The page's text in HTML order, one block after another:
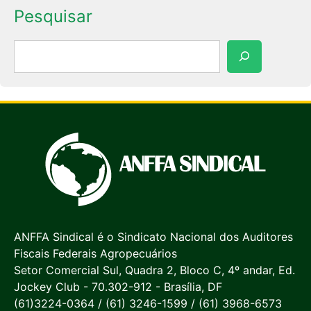
Pesquisar
ANFFA Sindical é o Sindicato Nacional dos Auditores
Fiscais Federais Agropecuários
Setor Comercial Sul, Quadra 2, Bloco C, 4º andar, Ed.
Jockey Club - 70.302-912 - Brasília, DF
(61)3224-0364 / (61) 3246-1599 / (61) 3968-6573